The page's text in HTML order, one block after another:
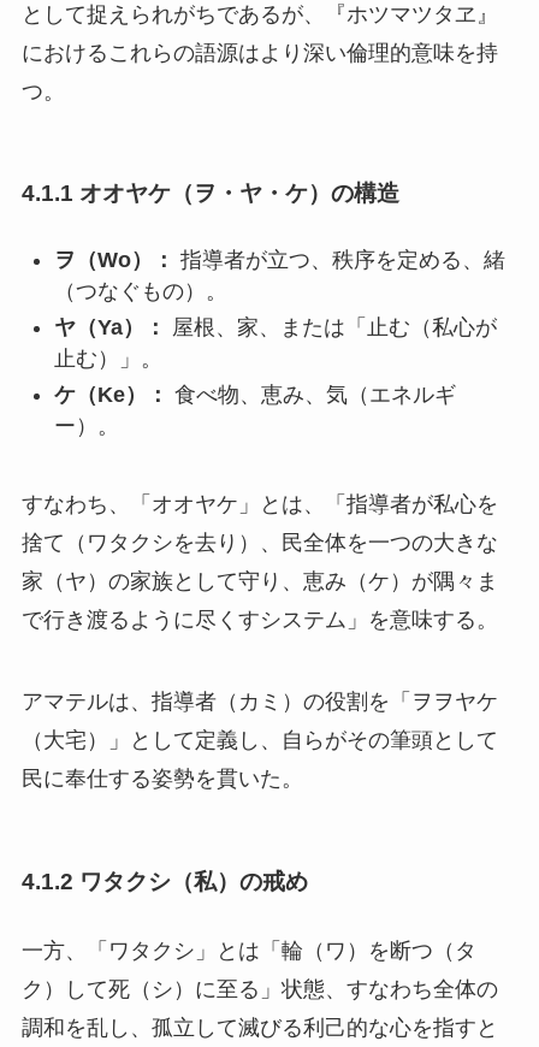
として捉えられがちであるが、『ホツマツタヱ』
におけるこれらの語源はより深い倫理的意味を持
つ。
4.1.1 オオヤケ（ヲ・ヤ・ケ）の構造
ヲ（Wo）： 指導者が立つ、秩序を定める、緒
（つなぐもの）。
ヤ（Ya）：
屋根、家、または「止む（私心が
止む）」。
ケ（Ke）： 食べ物、恵み、気（エネルギ
ー）。
すなわち、「オオヤケ」とは、「指導者が私心を
捨て（ワタクシを去り）、民全体を一つの大きな
家（ヤ）の家族として守り、恵み（ケ）が隅々ま
で行き渡るように尽くすシステム」を意味する。
アマテルは、指導者（カミ）の役割を「ヲヲヤケ
（大宅）」として定義し、自らがその筆頭として
民に奉仕する姿勢を貫いた。
4.1.2 ワタクシ（私）の戒め
一方、「ワタクシ」とは「輪（ワ）を断つ（タ
ク）して死（シ）に至る」状態、すなわち全体の
調和を乱し、孤立して滅びる利己的な心を指すと